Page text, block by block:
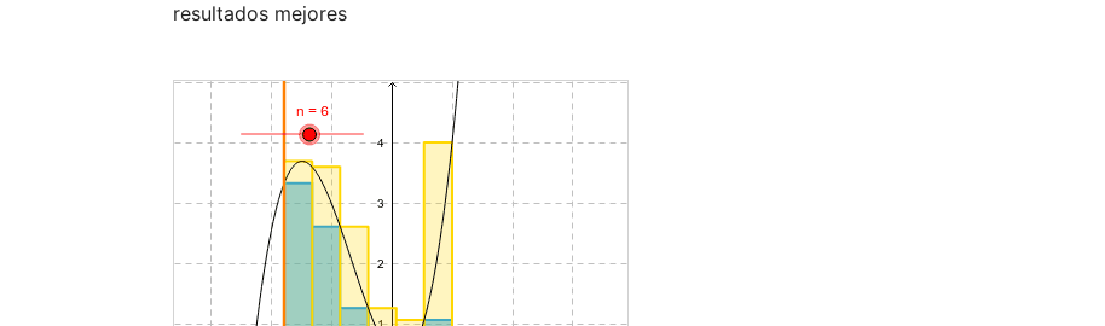
resultados mejores